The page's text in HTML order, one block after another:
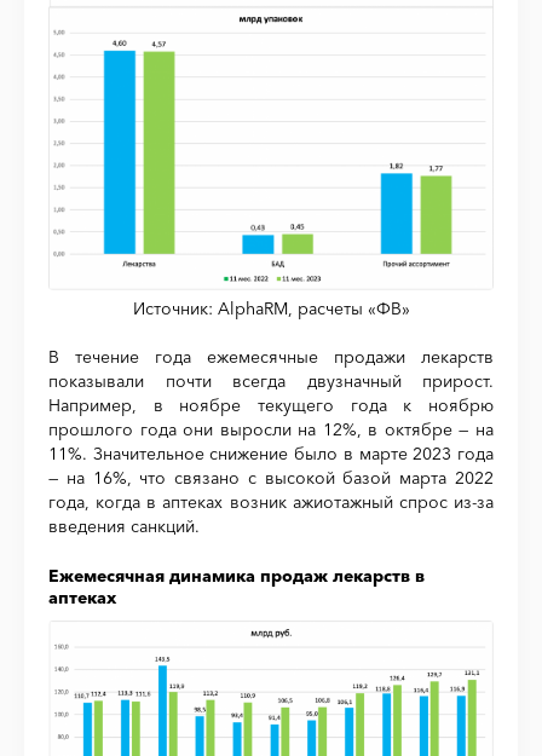
Источник: AlphaRM, расчеты «ФВ»
В течение года ежемесячные продажи лекарств
показывали почти всегда двузначный прирост.
Например, в ноябре текущего года к ноябрю
прошлого года они выросли на 12%, в октябре — на
11%. Значительное снижение было в марте 2023 года
— на 16%, что связано с высокой базой марта 2022
года, когда в аптеках возник ажиотажный спрос из-за
введения санкций.
Ежемесячная динамика продаж лекарств в
аптеках